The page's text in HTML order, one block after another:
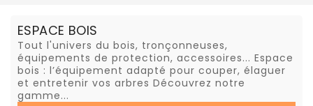
ESPACE BOIS
Tout l'univers du bois, tronçonneuses,
équipements de protection, accessoires... Espace
bois : l’équipement adapté pour couper, élaguer
et entretenir vos arbres Découvrez notre
gamme...